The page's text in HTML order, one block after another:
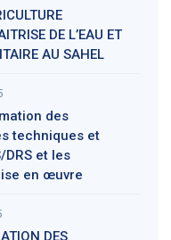
DE L’EAU ET
AU SAHEL
des
techniques et
DRS et les
en œuvre
DES